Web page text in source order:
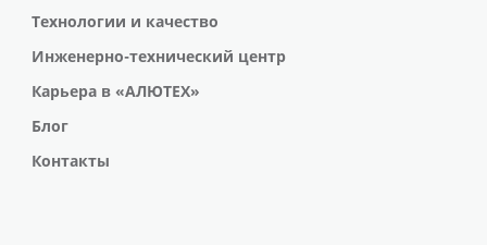
Технологии и качество
Инженерно-технический центр
Карьера в «АЛЮТЕХ»
Блог
Контакты